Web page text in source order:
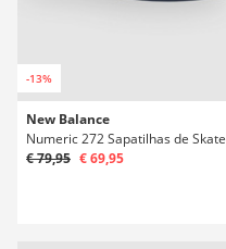
-13%
New Balance
Numeric 272 Sapatilhas de Skate
€ 79,95 € 69,95